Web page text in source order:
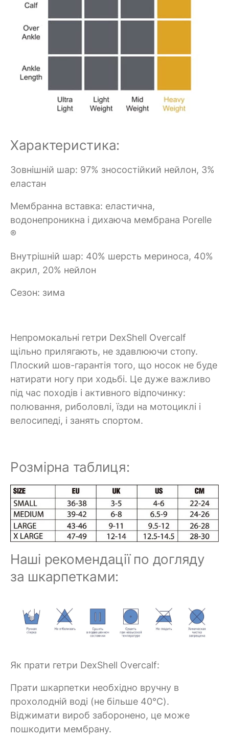
Характеристика:
Зовнішній шар: 97% зносостійкий нейлон, 3%
еластан
Мембранна вставка: еластична,
водонепроникна і дихаюча мембрана Porelle
®
Внутрішній шар: 40% шерсть мериноса, 40%
акрил, 20% нейлон
Сезон: зима
Непромокальні гетри DexShell Overcalf
щільно прилягають, не здавлюючи стопу.
Плоский шов-гарантія того, що носок не буде
натирати ногу при ходьбі. Це дуже важливо
під час походів і активного відпочинку:
полювання, риболовлі, їзди на мотоциклі і
велосипеді, і занять спортом.
Розмірна таблиця:
Наші рекомендації по догляду
за шкарпетками:
Як прати гетри DexShell Overcalf:
Прати шкарпетки необхідно вручну в
прохолодній воді (не більше 40°C).
Віджимати вироб заборонено, це може
пошкодити мембрану.